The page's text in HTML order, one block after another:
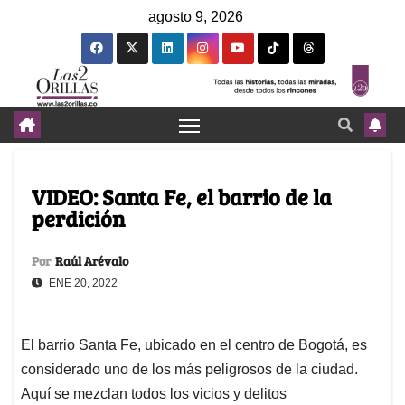
agosto 9, 2026
VIDEO: Santa Fe, el barrio de la
perdición
Por Raúl Arévalo
ENE 20, 2022
El barrio Santa Fe, ubicado en el centro de Bogotá, es
considerado uno de los más peligrosos de la ciudad.
Aquí se mezclan todos los vicios y delitos